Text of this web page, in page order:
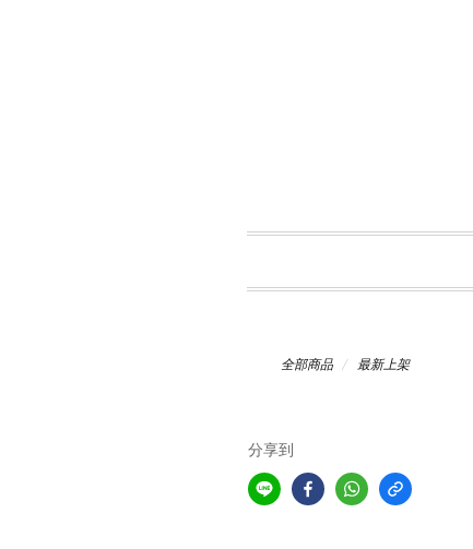
全部商品 最新上架
分享到